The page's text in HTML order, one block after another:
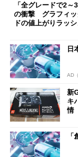
「全グレードで2～
の衝撃 グラフィッ
ドの値上がりラッ
日
AD
新
キ
情